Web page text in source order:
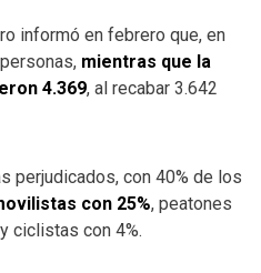
informó en febrero que, en
mientras que la
4.369, al recabar 3.642
perjudicados, con 40% de los
con 25%, peatones
ciclistas con 4%.